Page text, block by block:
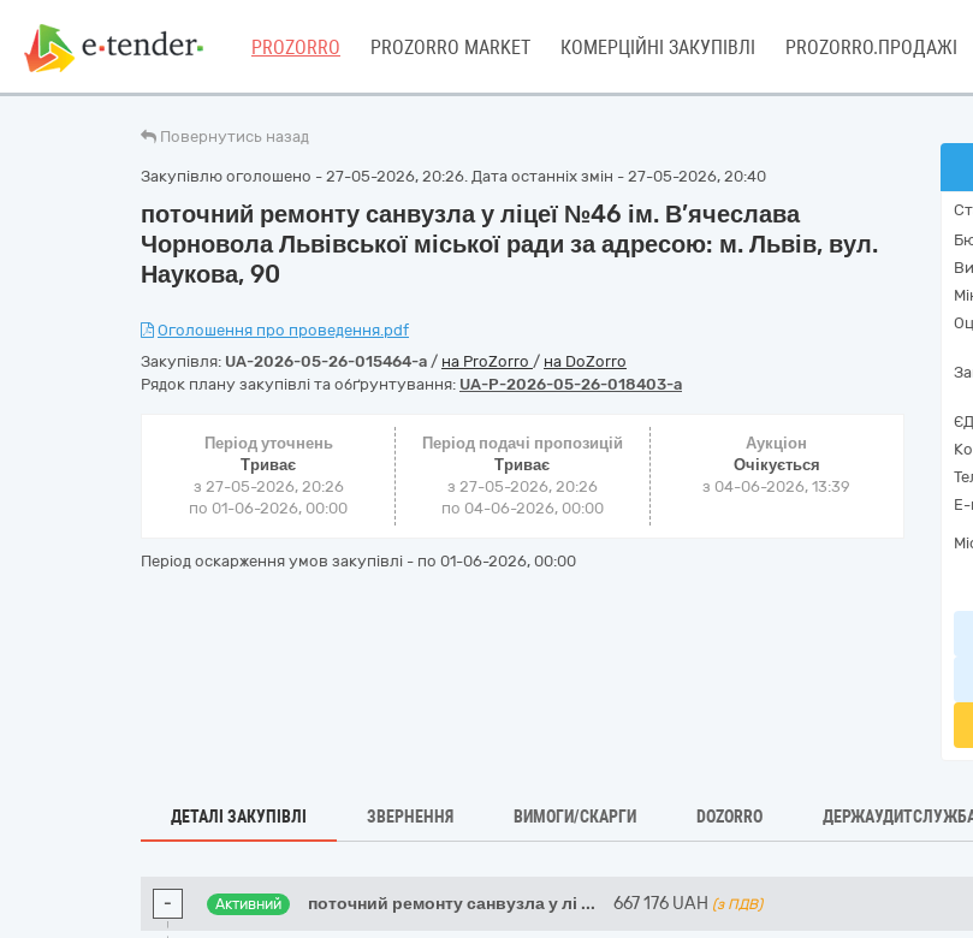
PROZORRO PROZORRO MARKET КОМЕРЦІЙНІ ЗАКУПІВЛІ PROZORRO.ПРОДАЖІ
Повернутись назад
Закупівлю оголошено - 27-05-2026, 20:26. Дата останніх змін - 27-05-2026, 20:40
поточний ремонту санвузла у ліцеї №46 ім. В’ячеслава
Чорновола Львівської міської ради за адресою: м. Львів, вул.
Наукова, 90
Оголошення про проведення.pdf
Закупівля: UA-2026-05-26-015464-a / на ProZorro / на DoZorro
Рядок плану закупівлі та обґрунтування: UA-P-2026-05-26-018403-a
Період уточнень
Триває
з 27-05-2026, 20:26
по 01-06-2026, 00:00
Період подачі пропозицій
Триває
з 27-05-2026, 20:26
по 04-06-2026, 00:00
Аукціон
Очікується
з 04-06-2026, 13:39
Період оскарження умов закупівлі - по 01-06-2026, 00:00
ДЕТАЛІ ЗАКУПІВЛІ ЗВЕРНЕННЯ ВИМОГИ/СКАРГИ DOZORRO ДЕРЖАУДИТСЛУЖБА
- Активний поточний ремонту санвузла у лі ... 667 176 UAH (з ПДВ)